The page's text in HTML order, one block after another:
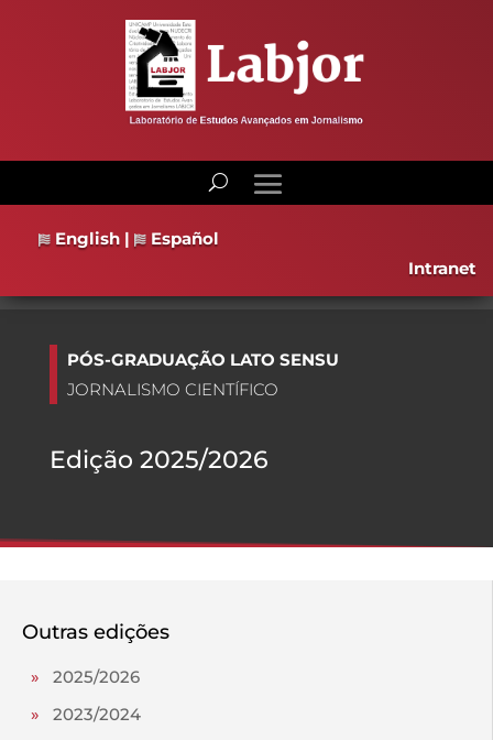
English |
Español
Intranet
PÓS-GRADUAÇÃO LATO SENSU
JORNALISMO CIENTÍFICO
Edição 2025/2026
Outras edições
» 2025/2026
» 2023/2024